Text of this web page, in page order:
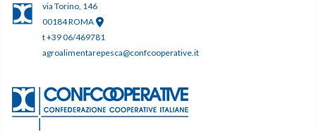
via Torino, 146
00184 ROMA
t +39 06/469781
agroalimentarepesca@confcooperative.it